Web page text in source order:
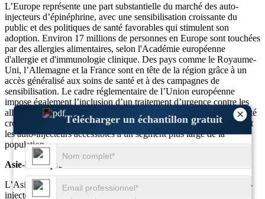
×
Télécharger un échantillon gratuit
L’Europe représente une part substantielle du marché des auto-
injecteurs d’épinéphrine, avec une sensibilisation croissante du
public et des politiques de santé favorables qui stimulent son
adoption. Environ 17 millions de personnes en Europe sont touchées
par des allergies alimentaires, selon l'Académie européenne
d'allergie et d'immunologie clinique. Des pays comme le Royaume-
Uni, l’Allemagne et la France sont en tête de la région grâce à un
accès généralisé aux soins de santé et à des campagnes de
sensibilisation. Le cadre réglementaire de l’Union européenne
impose également l’inclusion d’un traitement d’urgence contre les
allergies dans les écoles et les lieux publics. De plus, la disponibilité
croissante des options génériques a amélioré l’abordabilité, rendant
les auto-injecteurs accessibles à un segment plus large de la
population.
Asie-Pacifique
L’Asie-Pacifique est un marché en croissance rapide pour les auto-
injecteurs d’épinéphrine, avec une prévalence croissante des